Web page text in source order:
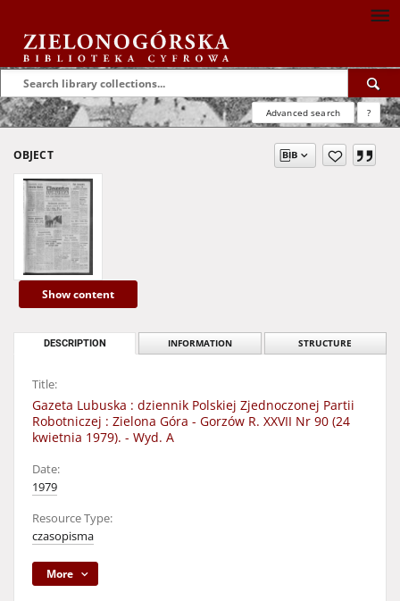
Advanced search ?
OBJECT
Show content
DESCRIPTION INFORMATION STRUCTURE
Title:
Gazeta Lubuska : dziennik Polskiej Zjednoczonej Partii
Robotniczej : Zielona Góra - Gorzów R. XXVII Nr 90 (24
kwietnia 1979). - Wyd. A
Date:
1979
Resource Type:
czasopisma
More